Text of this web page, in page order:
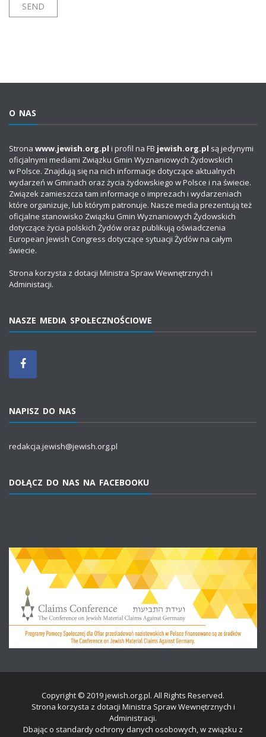
O NAS
Strona www.jewish.org.pl i profil na FB jewish.org.pl są jedynymi
oficjalnymi mediami Związku Gmin Wyznaniowych Żydowskich
w Polsce. Znajdują się na nich informacje dotyczące aktualnych
wydarzeń w Gminach oraz życia żydowskiego w Polsce i na świecie.
Związek zamieszcza tam informacje o imprezach i wydarzeniach
które organizuje, lub którym patronuje. Nasze media prezentują też
oficjalne stanowisko Związku Gmin Wyznaniowych Żydowskich
dotyczące życia polskich Żydów oraz publikują oświadczenia
European Jewish Congress dotyczące sytuacji Żydów na całym
świecie.
Strona korzysta z dotacji Ministra Spraw Wewnętrznych i
Administacji.
NASZE MEDIA SPOŁECZNOŚCIOWE
NAPISZ DO NAS
redakcja.jewish@jewish.org.pl
DOŁĄCZ DO NAS NA FACEBOOKU
Copyright © 2019 jewish.org.pl. All Rights Reserved.
Strona korzysta z dotacji Ministra Spraw Wewnętrznych i
Administracji.
Dbając o standardy ochrony danych osobowych, w związku z